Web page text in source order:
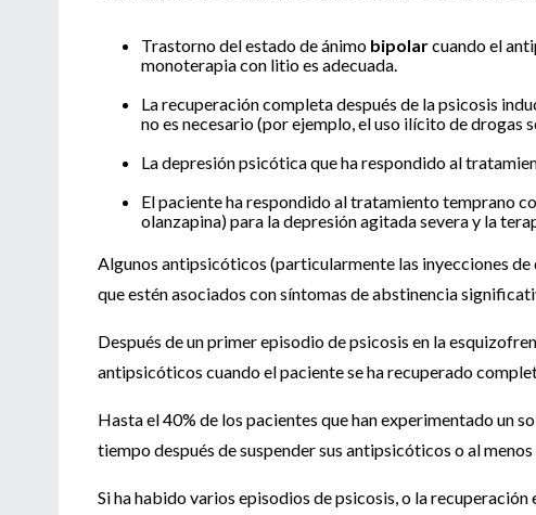
Trastorno del estado de ánimo bipolarcuando el
monoterapia con litio es adecuada.
La recuperación completa después de la psicosis
no es necesario (por ejemplo, el uso ilícito de drogas
La depresión psicótica que ha respondido al
El paciente ha respondido al tratamiento temprano
olanzapina) para la depresión agitada severa y la
Algunos antipsicóticos (particularmente las inyecciones
que estén asociados con síntomas de abstinencia
Después de un primer episodio de psicosis en la
antipsicóticos cuando el paciente se ha recuperado
Hasta el 40% de los pacientes que han experimentado un
tiempo después de suspender sus antipsicóticos o al
Si ha habido varios episodios de psicosis, o la